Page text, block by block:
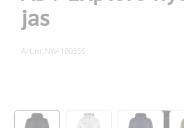
jas
Art.nr. NW-100356
View larger image
View largerView